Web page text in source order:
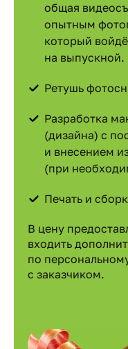
общая
опытным
который
на выпускной.
Ретушь
Разработка
(дизайна) с
и внесением
(при
Печать и
В цену
входить
по
с заказчиком.